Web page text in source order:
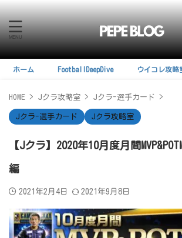
ホーム FootballDeepDive ウイコレ攻略
HOME > Jクラ攻略室 > Jクラ-選手カード >
Jクラ-選手カード Jクラ攻略室
【Jクラ】2020年10月度月間
編
2021年2月4日 2021年9月8日